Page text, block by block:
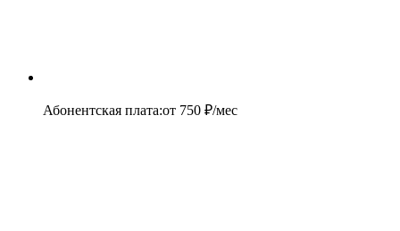
Абонентская плата:от 750 ₽/мес